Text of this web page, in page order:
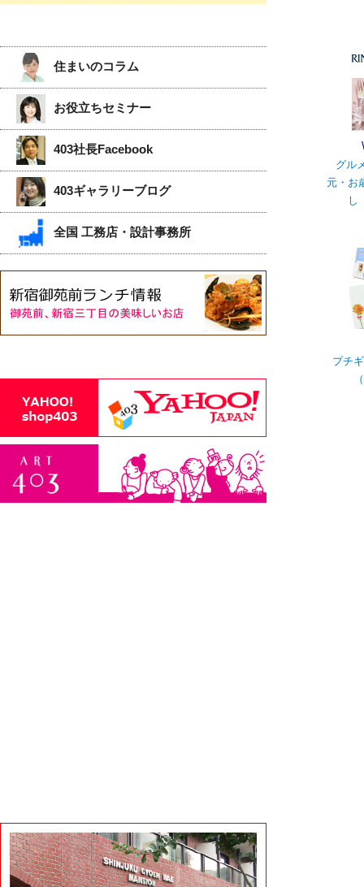
住まいのコラム
お役立ちセミナー
403社長Facebook
403ギャラリーブログ
全国 工務店・設計事務所
グル
元・お
し
プチ